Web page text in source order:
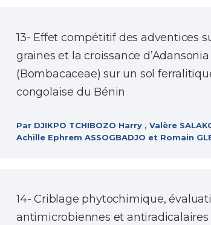
13- Effet compétitif des adventices
graines et la croissance
(Bombacaceae) sur un sol
congolaise du Bénin
Par DJIKPO TCHIBOZO Harry , Valère
Achille Ephrem ASSOGBADJO et Romain
14- Criblage phytochimique,
antimicrobiennes et